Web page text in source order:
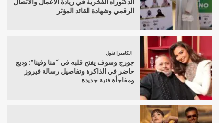
الدكتوراه الفخرية في ريادة الأعمال والاتصال
الرقمي وشهادة القائد المؤثر
الكاميرا تقول
جورج وسوف يفتح قلبه في “منا وفينا”: وديع
حاضر في الذاكرة وتفاصيل رسالة فيروز
ومفاجأة فنية جديدة